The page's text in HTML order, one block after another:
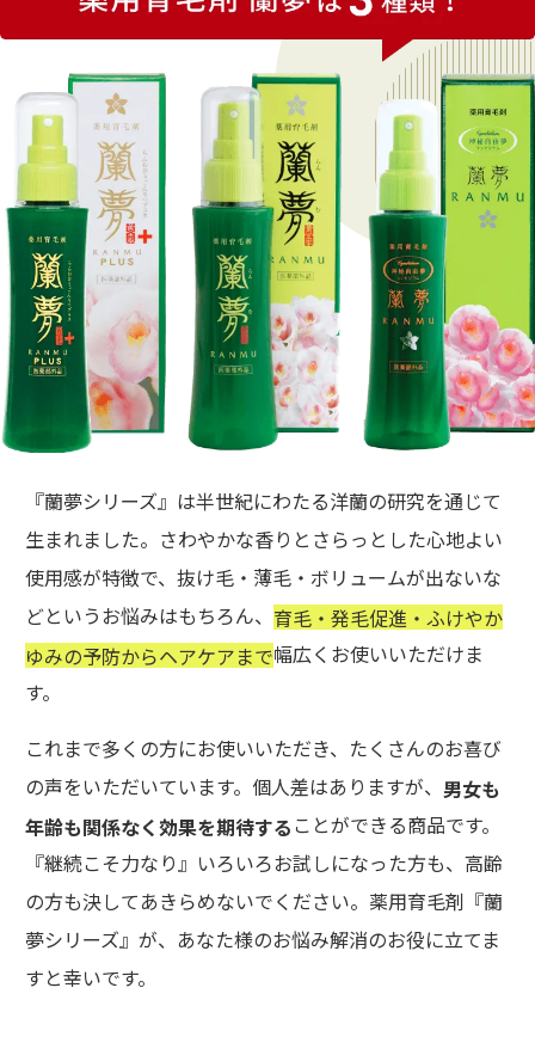
『蘭夢シリーズ』は半世紀にわたる洋蘭の研究を通じて
生まれました。さわやかな香りとさらっとした心地よい
使用感が特徴で、抜け毛・薄毛・ボリュームが出ないな
どというお悩みはもちろん、 育毛・発毛促進・ふけやか
ゆみの予防からヘアケアまで幅広くお使いいただけま
す。
これまで多くの方にお使いいただき、たくさんのお喜び
の声をいただいています。個人差はありますが、 男女も
年齢も関係なく効果を期待する ことができる商品です。
『継続こそ力なり』いろいろお試しになった方も、高齢
の方も決してあきらめないでください。薬用育毛剤『蘭
夢シリーズ』が、あなた様のお悩み解消のお役に立てま
すと幸いです。